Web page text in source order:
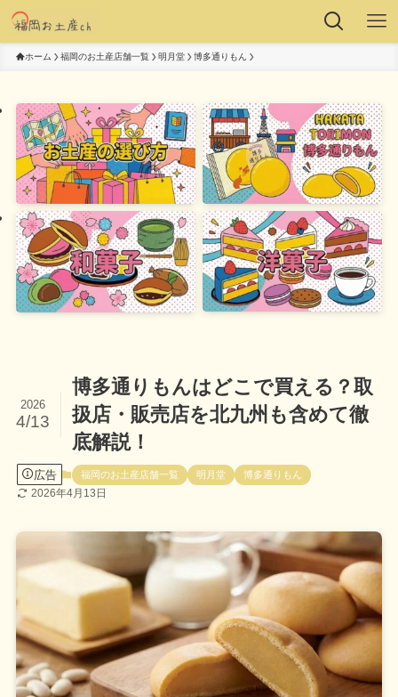
ホーム 福岡のお土産店舗一覧 明月堂 博多通りもん
博多通りもんはどこで買える？取
扱店・販売店を北九州も含めて徹
底解説！
2026
4/13
広告 福岡のお土産店舗一覧 明月堂 博多通りもん
2026年4月13日